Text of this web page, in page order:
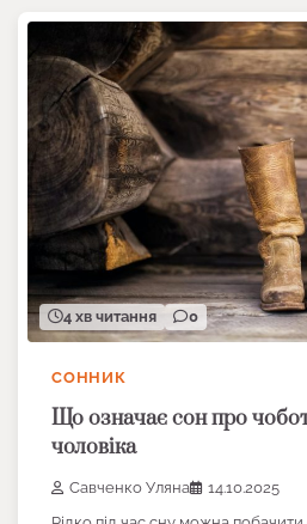
4 хв читання 0
СОННИК
Що означає сон про
чоловіка
Савченко Уляна
14.10.2025